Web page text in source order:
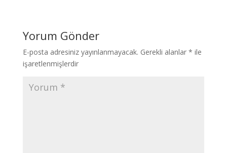
Yorum Gönder
E-posta adresiniz yayınlanmayacak. Gerekli alanlar * ile
işaretlenmişlerdir